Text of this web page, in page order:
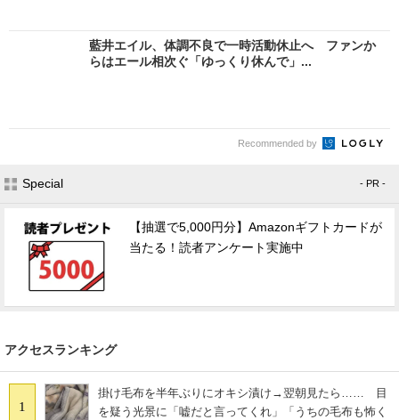
藍井エイル、体調不良で一時活動休止へ ファンか
らはエール相次ぐ「ゆっくり休んで」...
Recommended by
Special - PR -
【抽選で5,000円分】Amazonギフトカードが
当たる！読者アンケート実施中
アクセスランキング
1
掛け毛布を半年ぶりにオキシ漬け→翌朝見たら…… 目
を疑う光景に「嘘だと言ってくれ」「うちの毛布も怖く